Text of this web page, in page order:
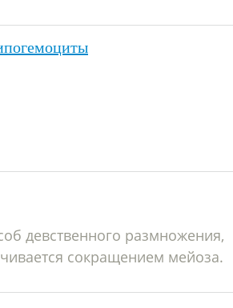
девственного размножения,
сокращением мейоза.